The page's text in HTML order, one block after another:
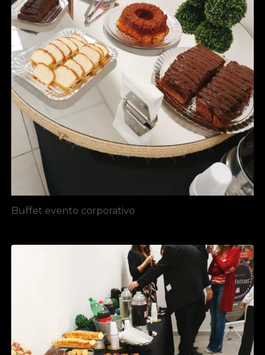
Buffet evento corporativo